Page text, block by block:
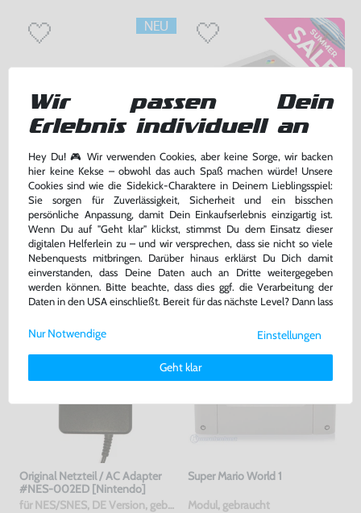
RGB Scart Kabel [Dritthersteller]
für SNES/N64/GameCube, ohne OVP, NEU
nur9,99 €
Warenkorb
Konsole
-10% bisher 59,99 €
jetzt nur53,99 €
Warenkorb
Original Netzteil / AC Adapter
#NES-002ED [Nintendo]
für NES/SNES, DE Version, gebraucht
Super Mario World 1
Modul, gebraucht
Wir passen Dein
Erlebnis individuell an
Hey Du! 🎮 Wir verwenden Cookies, aber keine Sorge, wir backen
hier keine Kekse – obwohl das auch Spaß machen würde! Unsere
Cookies sind wie die Sidekick-Charaktere in Deinem Lieblingsspiel:
Sie sorgen für Zuverlässigkeit, Sicherheit und ein bisschen
persönliche Anpassung, damit Dein Einkaufserlebnis einzigartig ist.
Wenn Du auf "Geht klar" klickst, stimmst Du dem Einsatz dieser
digitalen Helferlein zu – und wir versprechen, dass sie nicht so viele
Nebenquests mitbringen. Darüber hinaus erklärst Du Dich damit
einverstanden, dass Deine Daten auch an Dritte weitergegeben
werden können. Bitte beachte, dass dies ggf. die Verarbeitung der
Daten in den USA einschließt. Bereit für das nächste Level? Dann lass
Weitere Informationen zu den von uns verwendeten Cookies und
Deinen Rechten als Nutzer findest Du in unsererDaten­schutz­
Impressum.
Einstellungen
Geht klar
Nur Notwendige